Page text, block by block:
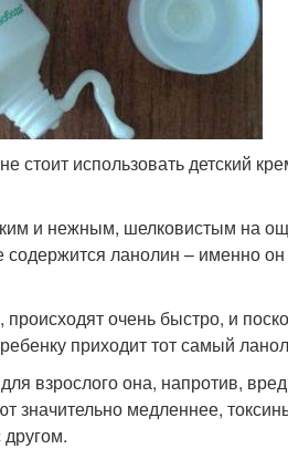
использовать детский
и нежным, шелковистым на
ланолин – именно он
очень быстро, и
приходит тот самый
взрослого она, напротив,
значительно медленнее,